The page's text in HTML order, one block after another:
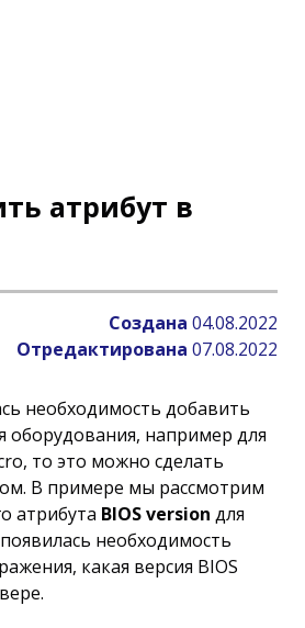
атрибут в
Создана 04.08.2022
Отредактирована 07.08.2022
необходимость добавить
оборудования, например для
то это можно сделать
В примере мы рассмотрим
атрибута BIOS version для
необходимость
какая версия BIOS